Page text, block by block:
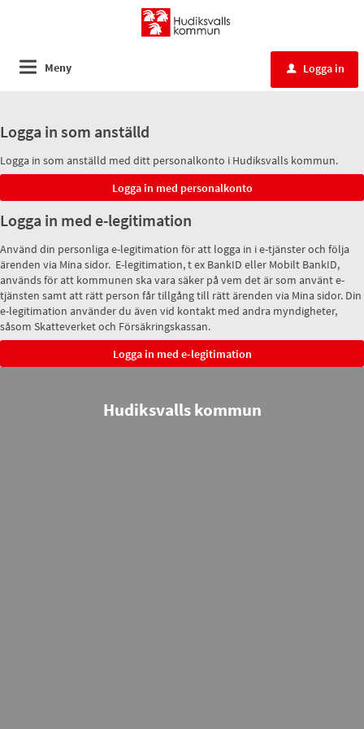
Meny u Logga in
Logga in som anställd
Logga in som anställd med ditt personalkonto i Hudiksvalls kommun.
Logga in med e-legitimation
Använd din personliga e-legitimation för att logga in i e-tjänster och följa
ärenden via Mina sidor. E-legitimation, t ex BankID eller Mobilt BankID,
används för att kommunen ska vara säker på vem det är som använt e-
tjänsten samt att rätt person får tillgång till rätt ärenden via Mina sidor. Din
e-legitimation använder du även vid kontakt med andra myndigheter,
såsom Skatteverket och Försäkringskassan.
Hudiksvalls kommun